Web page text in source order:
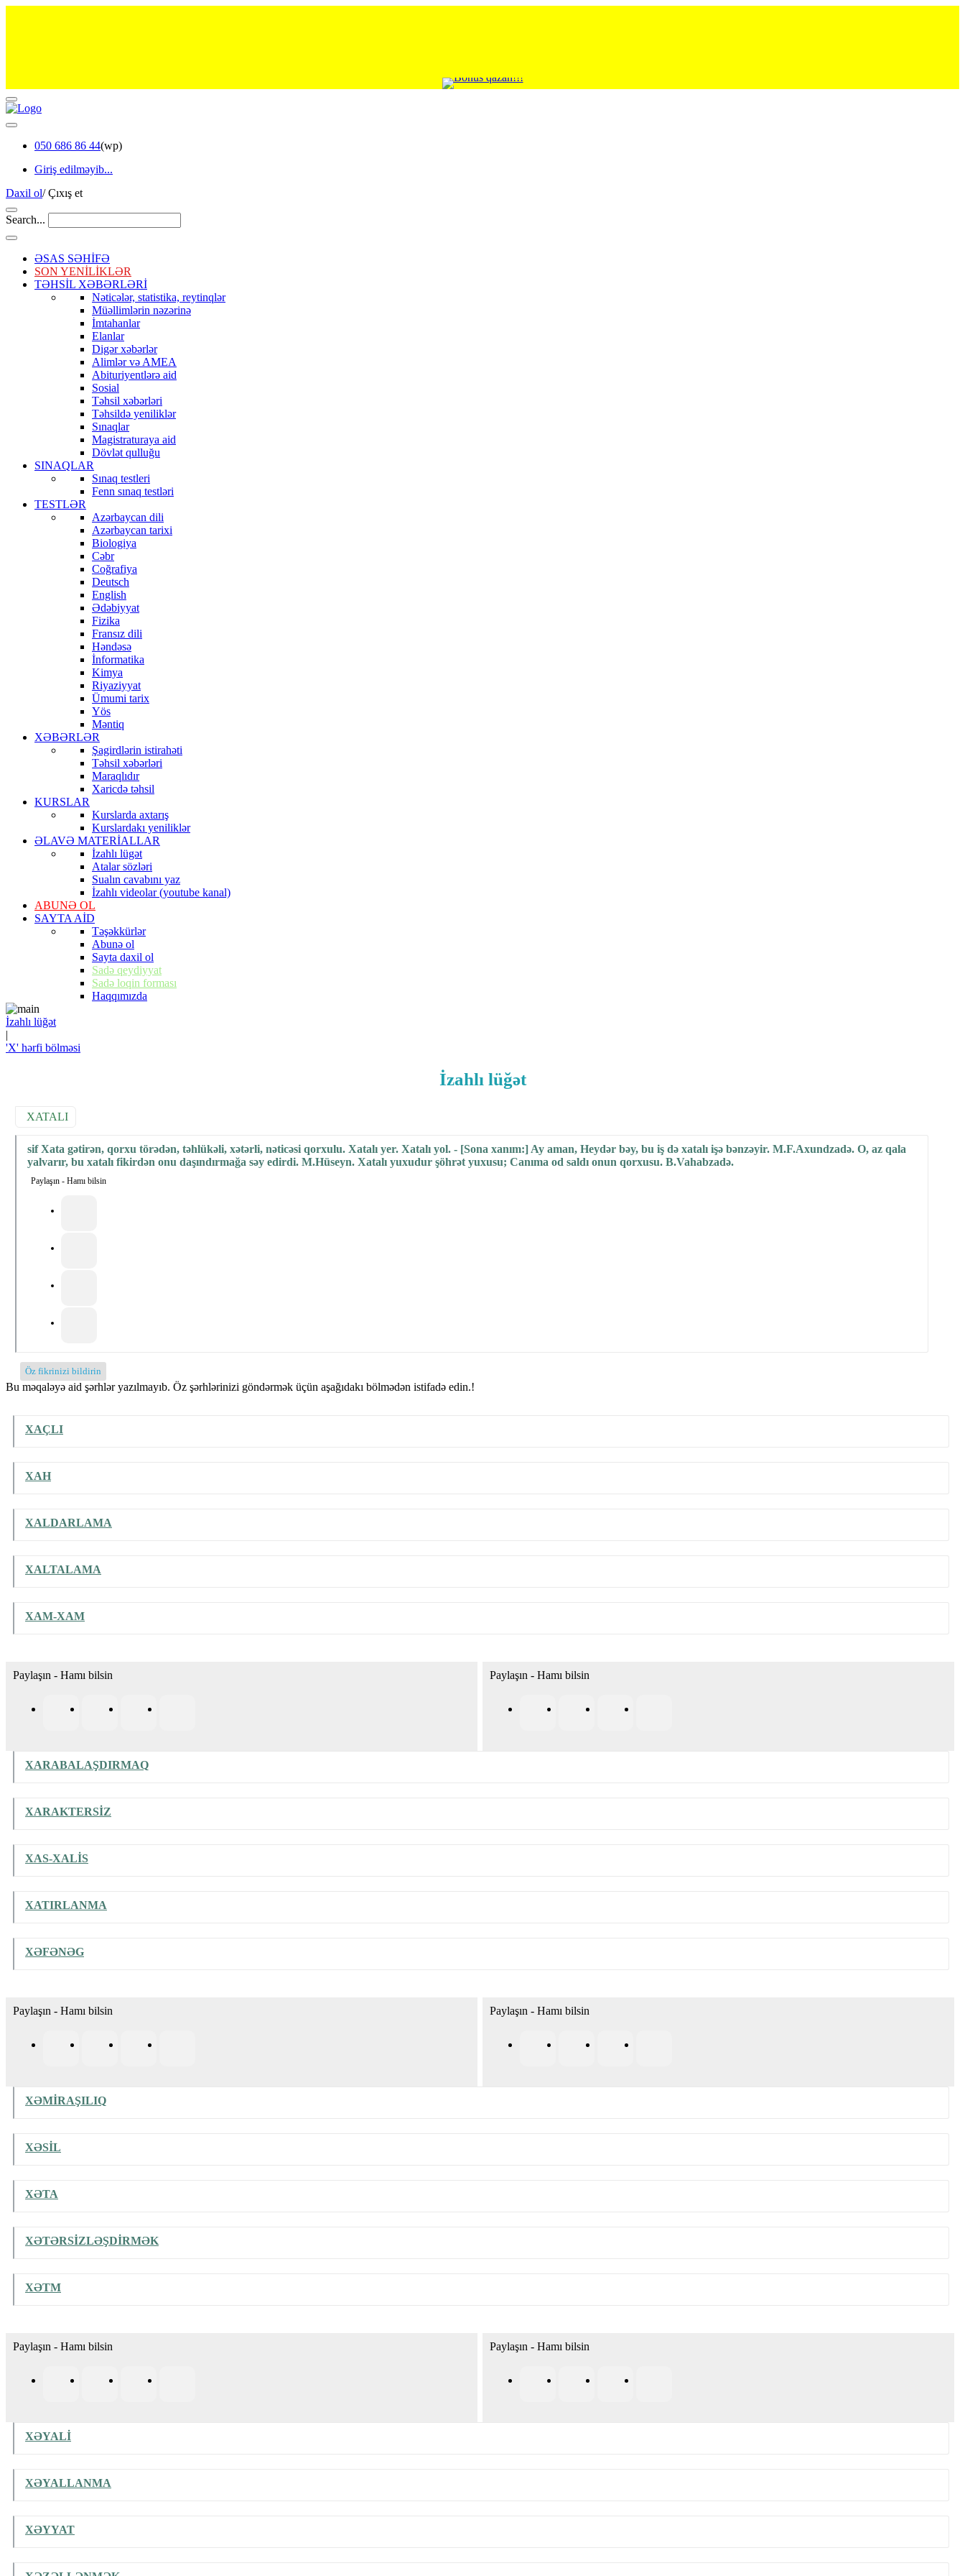
050 686 86 44(wp)
Giriş edilməyib...
Daxil ol/Çıxış et
Search...
ƏSAS SƏHİFƏ
SON YENİLİKLƏR
TƏHSİL XƏBƏRLƏRİ
Nəticələr, statistika, reytinqlər
Müəllimlərin nəzərinə
İmtahanlar
Elanlar
Digər xəbərlər
Alimlər və AMEA
Abituriyentlərə aid
Sosial
Təhsil xəbərləri
Təhsildə yeniliklər
Sınaqlar
Magistraturaya aid
Dövlət qulluğu
SINAQLAR
Sınaq testleri
Fenn sınaq testləri
TESTLƏR
Azərbaycan dili
Azərbaycan tarixi
Biologiya
Cəbr
Coğrafiya
Deutsch
English
Ədəbiyyat
Fizika
Fransız dili
Həndəsə
İnformatika
Kimya
Riyaziyyat
Ümumi tarix
Yös
Məntiq
XƏBƏRLƏR
Şagirdlərin istirahəti
Təhsil xəbərləri
Maraqlıdır
Xaricdə təhsil
KURSLAR
Kurslarda axtarış
Kurslardakı yeniliklər
ƏLAVƏ MATERİALLAR
İzahlı lügət
Atalar sözləri
Sualın cavabını yaz
İzahlı videolar (youtube kanal)
ABUNƏ OL
SAYTA AİD
Təşəkkürlər
Abunə ol
Sayta daxil ol
Sadə qeydiyyat
Sadə loqin forması
Haqqımızda
İzahlı lüğət
|
'X' hərfi bölməsi
İzahlı lüğət
XATALI
sif Xata gətirən, qorxu törədən, təhlükəli, xətərli, nəticəsi qorxulu. Xatalı yer. Xatalı yol. - [Sona xanım:] Ay aman, Heydər bəy, bu iş də xatalı işə bənzəyir. M.F.Axundzadə. O, az qala
yalvarır, bu xatalı fikirdən onu daşındırmağa səy edirdi. M.Hüseyn. Xatalı yuxudur şöhrət yuxusu; Canıma od saldı onun qorxusu. B.Vahabzadə.
Paylaşın - Hamı bilsin
Öz fikrinizi bildirin
Bu məqaləyə aid şərhlər yazılmayıb. Öz şərhlərinizi göndərmək üçün aşağıdakı bölmədən istifadə edin.!
XAÇLI
XAH
XALDARLAMA
XALTALAMA
XAM-XAM
Paylaşın - Hamı bilsin Paylaşın - Hamı bilsin
XARABALAŞDIRMAQ
XARAKTERSİZ
XAS-XALİS
XATIRLANMA
XƏFƏNƏG
Paylaşın - Hamı bilsin Paylaşın - Hamı bilsin
XƏMİRAŞILIQ
XƏSİL
XƏTA
XƏTƏRSİZLƏŞDİRMƏK
XƏTM
Paylaşın - Hamı bilsin Paylaşın - Hamı bilsin
XƏYALİ
XƏYALLANMA
XƏYYAT